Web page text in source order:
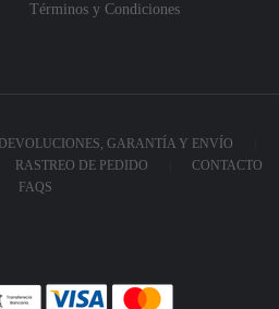
Términos y Condiciones
DEVOLUCIONES, GARANTÍA Y ENVÍO
RASTREO DE PEDIDO
CONTACTO
FAQS